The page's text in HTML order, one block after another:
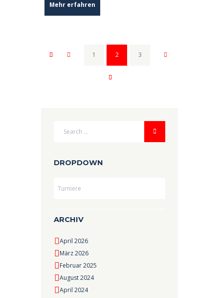
Mehr erfahren
1 2 3
DROPDOWN
ARCHIV
April 2026
März 2026
Februar 2025
August 2024
April 2024